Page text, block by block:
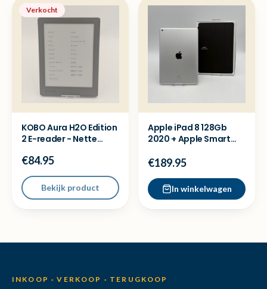
Verkocht
KOBO Aura H2O Edition
2 E-reader - Nette
€84.95
Bekijk product
Apple iPad 8 128Gb
2020 + Apple Smart
€189.95
In winkelwagen
INKOOP · VERKOOP · TERUGKOOP